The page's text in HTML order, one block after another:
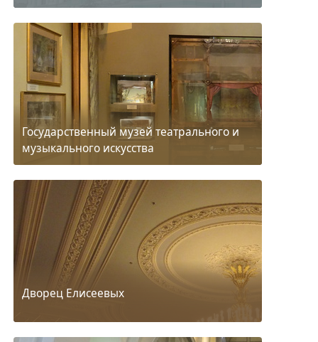
Государственный музей театрального и
музыкального искусства
Дворец Елисеевых